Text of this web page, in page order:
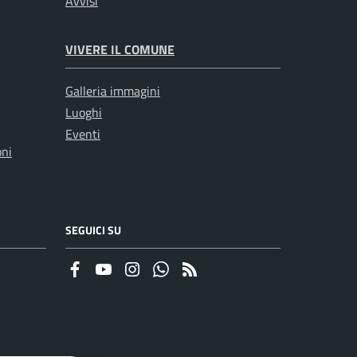
VIVERE IL COMUNE
Galleria immagini
Luoghi
Eventi
SEGUICI SU
FaceboookYoutubeInstagramWhatsapp